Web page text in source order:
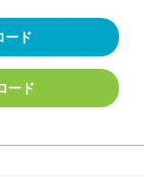
ード
ード